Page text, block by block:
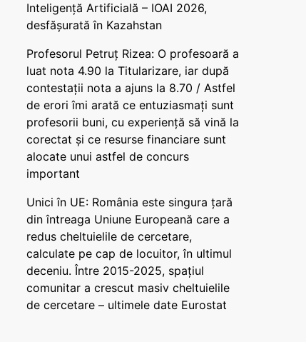
Inteligență Artificială – IOAI 2026,
desfășurată în Kazahstan
Profesorul Petruț Rizea: O profesoară a
luat nota 4.90 la Titularizare, iar după
contestații nota a ajuns la 8.70 / Astfel
de erori îmi arată ce entuziasmați sunt
profesorii buni, cu experiență să vină la
corectat și ce resurse financiare sunt
alocate unui astfel de concurs
important
Unici în UE: România este singura țară
din întreaga Uniune Europeană care a
redus cheltuielile de cercetare,
calculate pe cap de locuitor, în ultimul
deceniu. Între 2015-2025, spațiul
comunitar a crescut masiv cheltuielile
de cercetare – ultimele date Eurostat